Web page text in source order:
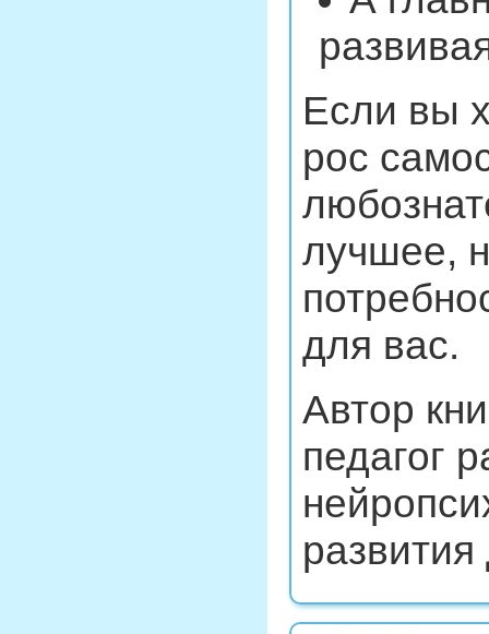
Если вы
рос
лучшее,
для вас.
Автор
педагог
развития